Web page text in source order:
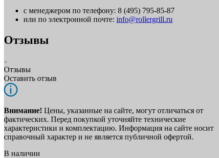
с менеджером по телефону: 8 (495) 795-85-87
или по электронной почте: info@rollergrill.ru
Отзывы
Отзывы
Оставить отзыв
Внимание! Цены, указанные на сайте, могут отличаться от
фактических. Перед покупкой уточняйте технические
характеристики и комплектацию. Информация на сайте носит
справочный характер и не является публичной офертой.
В наличии